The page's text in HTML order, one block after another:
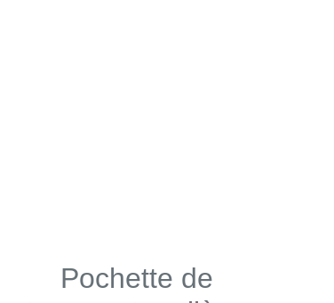
Pochette de